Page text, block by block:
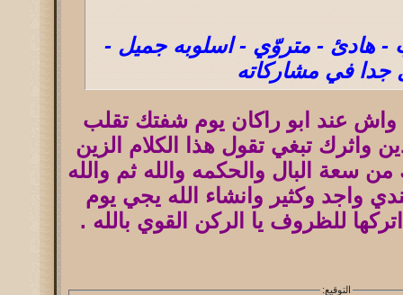
- هادئ - متروّي - اسلوبه جميل -
جدا في مشاركاته
واش عند ابو راكان يوم شفتك تقلب
واثرك تبغي تقول هذا الكلام الزين
سعة البال والحكمه والله ثم والله
واجد وكثير وانشاء الله يجي يوم
للظروف يا الركن القوي بالله .
التوقيع: